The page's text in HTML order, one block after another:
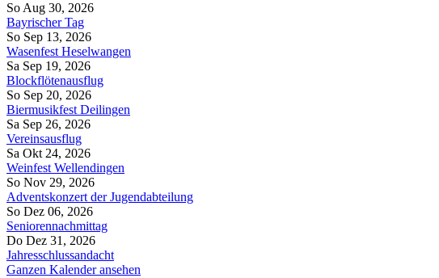
So Aug 30, 2026
Bayrischer Tag
So Sep 13, 2026
Wasenfest Heselwangen
Sa Sep 19, 2026
Blockflötenausflug
So Sep 20, 2026
Biermusikfest Deilingen
Sa Sep 26, 2026
Vereinsausflug
Sa Okt 24, 2026
Weinfest Wellendingen
So Nov 29, 2026
Adventskonzert der Jugendabteilung
So Dez 06, 2026
Seniorennachmittag
Do Dez 31, 2026
Jahresschlussandacht
Ganzen Kalender ansehen